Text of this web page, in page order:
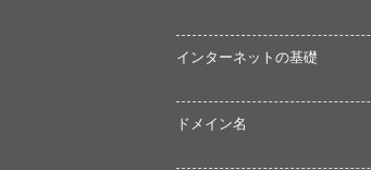
インターネットの基礎
ドメイン名